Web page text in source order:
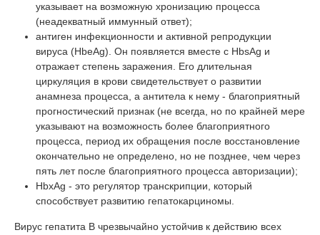
указывает на возможную хронизацию процесса
(неадекватный иммунный ответ);
антиген инфекционности и активной репродукции
вируса (HbeAg). Он появляется вместе с HbsAg и
отражает степень заражения. Его длительная
циркуляция в крови свидетельствует о развитии
анамнеза процесса, а антитела к нему - благоприятный
прогностический признак (не всегда, но по крайней мере
указывают на возможность более благоприятного
процесса, период их обращения после восстановление
окончательно не определено, но не позднее, чем через
пять лет после благоприятного процесса авторизации);
HbxAg - это регулятор транскрипции, который
способствует развитию гепатокарциномы.
Вирус гепатита В чрезвычайно устойчив к действию всех